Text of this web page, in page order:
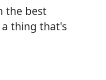
the best
thing that's